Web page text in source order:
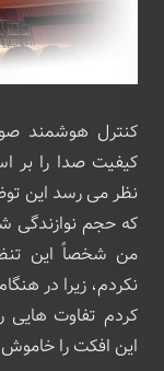
کیفیت صدا را بر
نظر می رسد این
که حجم نوازندگی
من شخصاً این
نکردم، زیرا در
‌کردم تفاوت‌
این افکت را